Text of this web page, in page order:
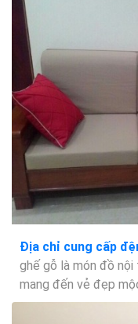
Địa chỉ cung cấp
ghế gỗ là món đồ
mang đến vẻ đẹp